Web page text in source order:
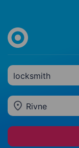
locksmith
Rivne